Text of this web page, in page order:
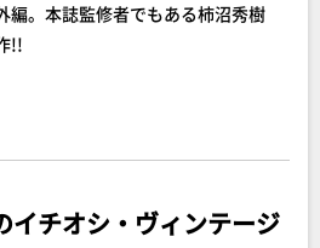
編。本誌監修者でもある柿沼秀樹
!!
イチオシ・ヴィンテージ